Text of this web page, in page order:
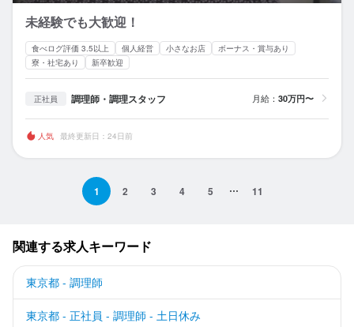
未経験でも大歓迎！
食べログ評価 3.5以上 個人経営 小さなお店
ボーナス・賞与あり
寮・社宅あり
新卒歓迎
正社員 調理師・調理スタッフ 月給： 30万円〜
人気 最終更新日：24日前
1 2 3 4 5 11
関連する求人キーワード
東京都 - 調理師
東京都 - 正社員 - 調理師 - 土日休み